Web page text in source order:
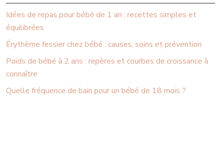
Idées de repas pour bébé de 1 an : recettes simples et
équilibrées
Érythème fessier chez bébé : causes, soins et prévention
Poids de bébé à 2 ans : repères et courbes de croissance à
connaître
Quelle fréquence de bain pour un bébé de 18 mois ?